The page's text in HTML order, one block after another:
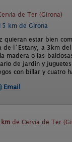
de Ter (Girona)
km de Girona
estar bien
l´Estany, a 3km
madera o las
de jardín y
con billar y cuatro
Email
de Cervia de Ter